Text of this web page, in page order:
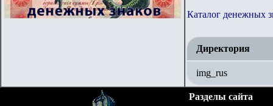
Каталог денежных
Директория
img_rus
Разделы сайта